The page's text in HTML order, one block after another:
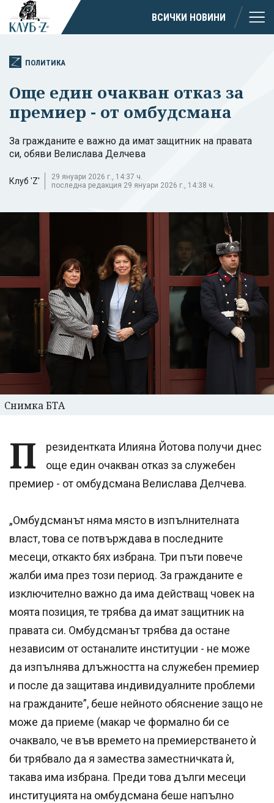
ВСИЧКИ НОВИНИ
ПОЛИТИКА
Още един очакван отказ за
премиер - от омбудсмана
За гражданите е важно да имат защитник на правата
си, обяви Велислава Делчева
Клуб 'Z'
29 януари 2026 г., 14:37 ч.
последна редакция 29 януари 2026 г., 14:38 ч.
Снимка БТА
П
резидентката Илияна Йотова получи днес
още един очакван отказ за служебен
премиер - от омбудсмана Велислава Делчева.
„Омбудсманът няма място в изпълнителната
власт, това се потвърждава в последните
месеци, откакто бях избрана. Три пъти повече
жалби има през този период. За гражданите е
изключително важно да има действащ човек на
моята позиция, те трябва да имат защитник на
правата си. Омбудсманът трябва да остане
независим от останалите институции - не може
да изпълнява длъжността на служебен премиер
и после да защитава индивидуалните проблеми
на гражданите”, беше нейното обяснение защо не
може да приеме (макар че формално би се
очаквало, че във времето на премиерстването ѝ
би трябвало да я замества заместничката ѝ,
такава има избрана. Преди това дълги месеци
институцията на омбудсмана беше напълно